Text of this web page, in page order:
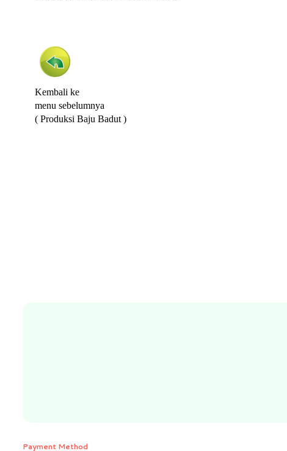
Kembali ke
menu sebelumnya
( Produksi Baju Badut )
Payment Method